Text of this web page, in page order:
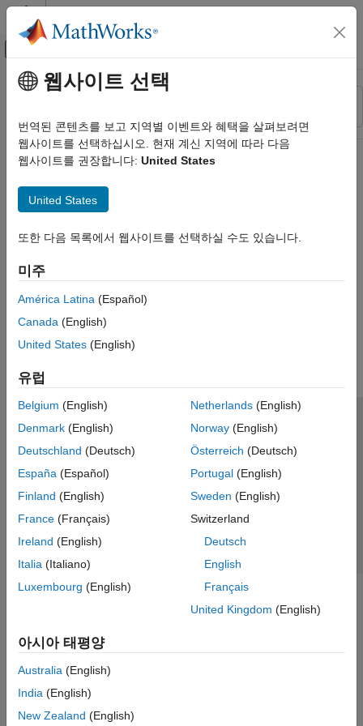
콘텐츠로 바로 가기
오프캔버스 탐색 메뉴 토글
리소스
상태
주요 콘텐츠
웹사이트 선택
번역된 콘텐츠를 보고 지역별 이벤트와 혜택을 살펴보려면
웹사이트를 선택하십시오. 현재 계신 지역에 따라 다음
웹사이트를 권장합니다: United States
United States
또한 다음 목록에서 웹사이트를 선택하실 수도 있습니다.
미주
América Latina (Español)
Canada (English)
United States (English)
유럽
Belgium (English)
Denmark (English)
Deutschland (Deutsch)
España (Español)
Finland (English)
France (Français)
Ireland (English)
Italia (Italiano)
Luxembourg (English)
Netherlands(English)
Norway(English)
Österreich (Deutsch)
Portugal(English)
Sweden (English)
Switzerland
Deutsch
English
Français
United Kingdom (English)
아시아 태평양
Australia (English)
India (English)
New Zealand (English)
신뢰 센터 등록 상표 개인정보 취급방침
불법 복제 방지
애플리케이션 상태
© 1994-2026 The MathWorks, Inc.